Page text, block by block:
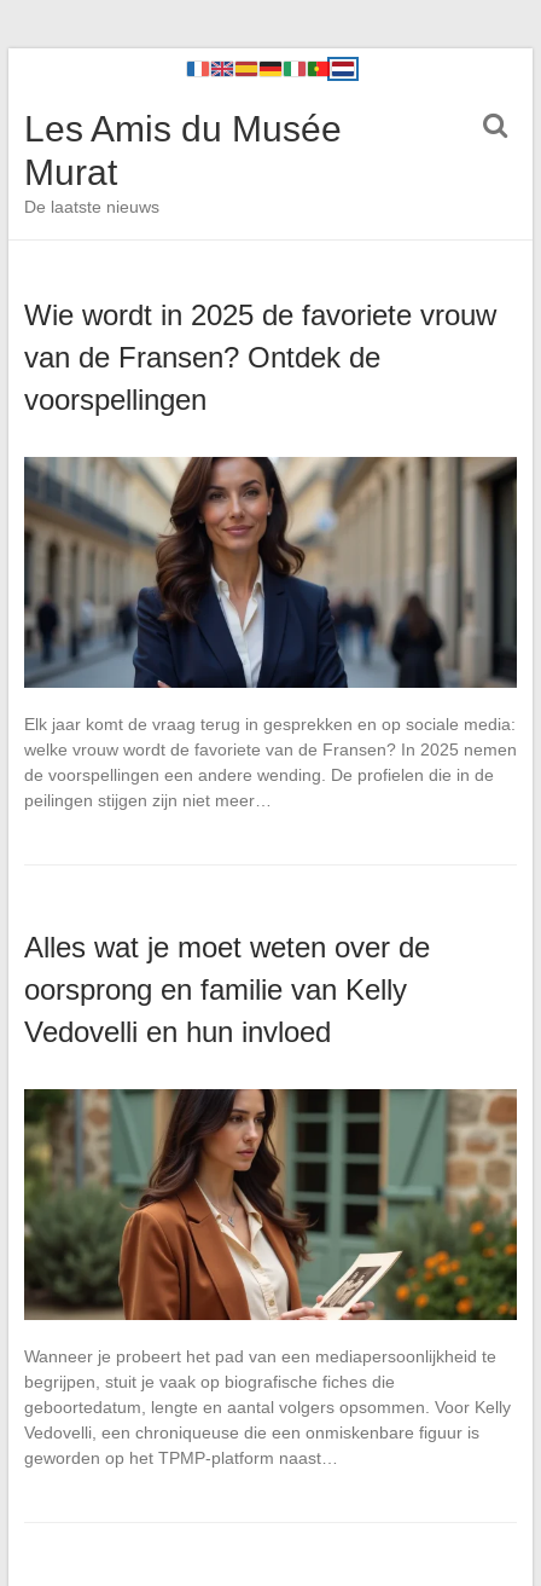
Les Amis du Musée
Murat
De laatste nieuws
Wie wordt in 2025 de favoriete vrouw
van de Fransen? Ontdek de
voorspellingen
Elk jaar komt de vraag terug in gesprekken en op sociale media:
welke vrouw wordt de favoriete van de Fransen? In 2025 nemen
de voorspellingen een andere wending. De profielen die in de
peilingen stijgen zijn niet meer…
Alles wat je moet weten over de
oorsprong en familie van Kelly
Vedovelli en hun invloed
Wanneer je probeert het pad van een mediapersoonlijkheid te
begrijpen, stuit je vaak op biografische fiches die
geboortedatum, lengte en aantal volgers opsommen. Voor Kelly
Vedovelli, een chroniqueuse die een onmiskenbare figuur is
geworden op het TPMP-platform naast…